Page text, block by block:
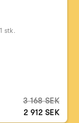
stk.
3 168 SEK
2 912 SEK